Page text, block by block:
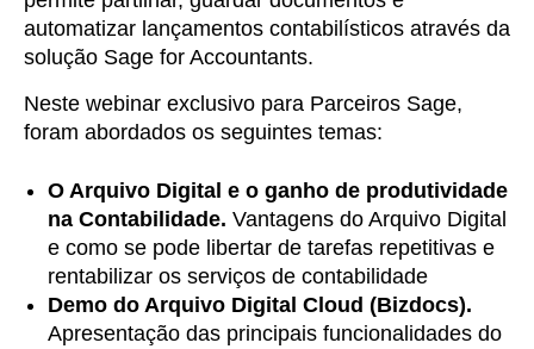
automatizar lançamentos contabilísticos através da
solução Sage for Accountants.
Neste webinar exclusivo para Parceiros Sage,
foram abordados os seguintes temas:
O Arquivo Digital e o ganho de produtividade
na Contabilidade. Vantagens do Arquivo Digital
e como se pode libertar de tarefas repetitivas e
rentabilizar os serviços de contabilidade
Demo do Arquivo Digital Cloud (Bizdocs).
Apresentação das principais funcionalidades do